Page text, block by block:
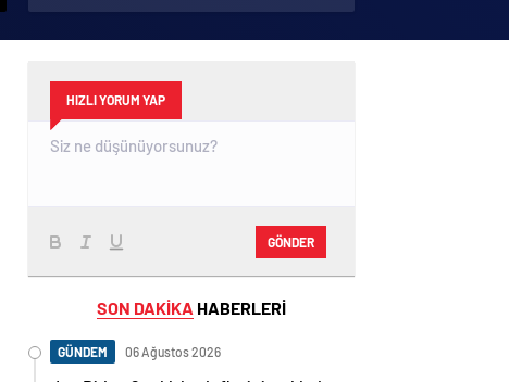
Şenol Güneş: Arda
Turan Milli Takım
HIZLI YORUM YAP
GÖNDER
SON DAKİKA HABERLERİ
GÜNDEM 06 Ağustos 2026